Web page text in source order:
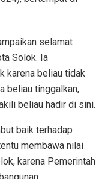
selamat
Solok. Ia
karena beliau tidak
beliau tinggalkan,
beliau hadir di sini.
baik terhadap
membawa nilai
karena Pemerintah